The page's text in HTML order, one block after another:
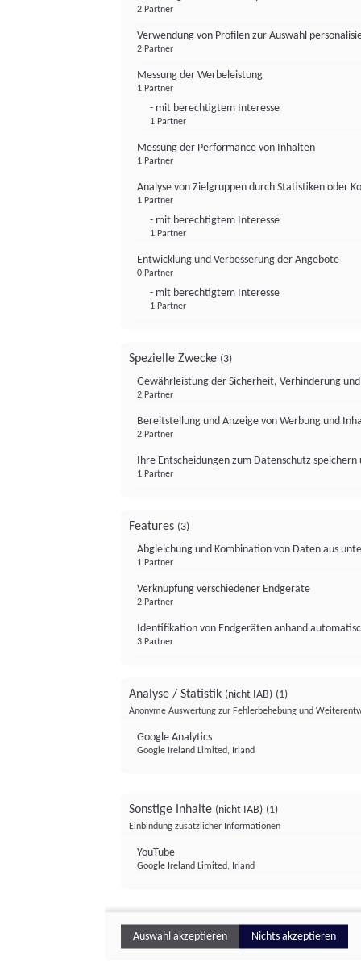
2 Partner
Verwendung von Profilen zur Auswahl
2 Partner
Messung der Werbeleistung
1 Partner
- mit berechtigtem Interesse
1 Partner
Messung der Performance von Inhalten
1 Partner
Analyse von Zielgruppen durch Statistiken oder
1 Partner
- mit berechtigtem Interesse
1 Partner
Entwicklung und Verbesserung der Angebote
0 Partner
- mit berechtigtem Interesse
1 Partner
Spezielle Zwecke (3)
Gewährleistung der Sicherheit, Verhinderung
2 Partner
Bereitstellung und Anzeige von Werbung und
2 Partner
Ihre Entscheidungen zum Datenschutz
1 Partner
Features (3)
Abgleichung und Kombination von Daten aus
1 Partner
Verknüpfung verschiedener Endgeräte
2 Partner
Identifikation von Endgeräten anhand
3 Partner
Analyse / Statistik (nicht IAB) (1)
Anonyme Auswertung zur Fehlerbehebung und
Google Analytics
Google Ireland Limited, Irland
Sonstige Inhalte (nicht IAB) (1)
Einbindung zusätzlicher Informationen
YouTube
Google Ireland Limited, Irland
Auswahl akzeptieren Nichts akzeptieren